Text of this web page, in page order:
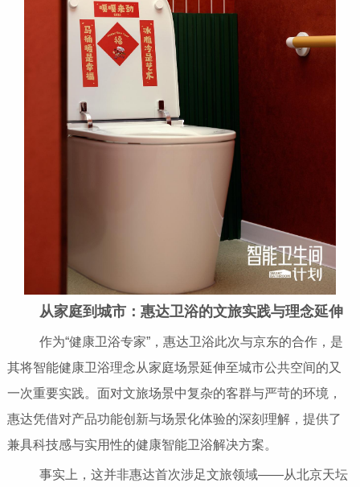
从家庭到城市：惠达卫浴的文旅实践与理念延伸
作为“健康卫浴专家”，惠达卫浴此次与京东的合作，是
其将智能健康卫浴理念从家庭场景延伸至城市公共空间的又
一次重要实践。面对文旅场景中复杂的客群与严苛的环境，
惠达凭借对产品功能创新与场景化体验的深刻理解，提供了
兼具科技感与实用性的健康智能卫浴解决方案。
事实上，这并非惠达首次涉足文旅领域——从北京天坛